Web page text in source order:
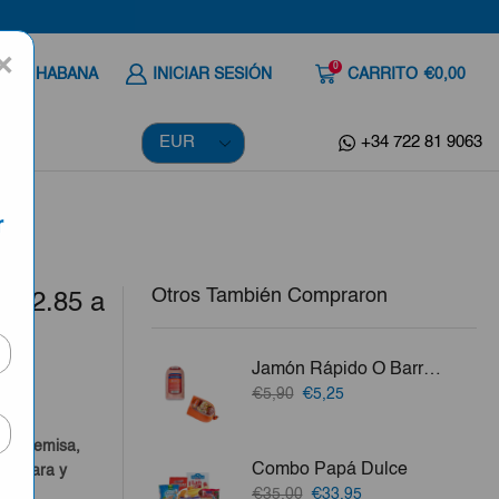
A LA HABANA INICIAR SESIÓN 0 CARRITO €0,00
+34 722 81 9063
2.85 a
Artemisa,
Clara y
Otros También Compraron
Jamón Rápido O Barra Bravo 1.5Lb
€5,90 El
€5,90.
€5,25El
€5,25.
Combo Papá Dulce
€35,00 El
€33,95El